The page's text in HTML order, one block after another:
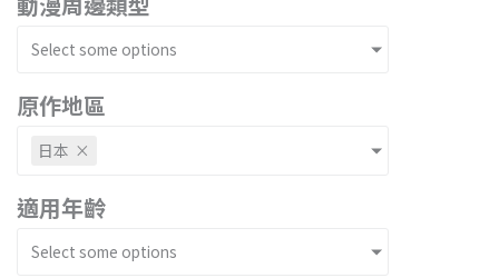
Select some options
原作地區
日本 ×
適用年齡
Select some options